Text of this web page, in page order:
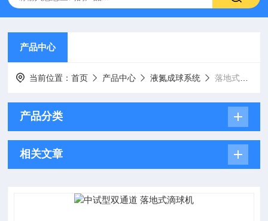
产品中心
当前位置：首页 产品中心 液氮成球系统 落地式滴球机
产品分类
相关文章